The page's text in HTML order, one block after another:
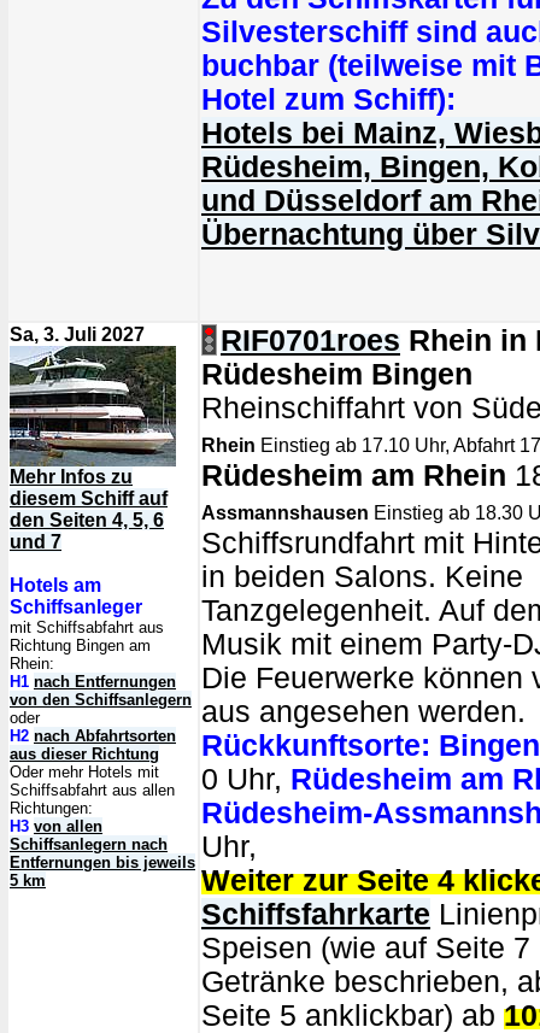
Silvesterschiff sind
buchbar (teilweise mit
Hotel zum Schiff):
Hotels bei Mainz,
Rüdesheim, Bingen,
und Düsseldorf am
Übernachtung über
Sa, 3. Juli 2027
Mehr Infos zu
diesem Schiff auf
den Seiten 4, 5, 6
und 7
Hotels am
Schiffsanleger
mit Schiffsabfahrt aus
Richtung Bingen am
Rhein:
H1 nach Entfernungen
von den Schiffsanlegern
oder
H2 nach Abfahrtsorten
aus dieser Richtung
Oder mehr Hotels mit
Schiffsabfahrt aus allen
Richtungen:
H3 von allen
Schiffsanlegern nach
Entfernungen bis jeweils
5 km
RIF0701roes Rhein in
Rüdesheim Bingen
Rheinschiffahrt von
Rhein Einstieg ab 17.10 Uhr, Abfahrt
Rüdesheim am Rhein
Assmannshausen Einstieg ab 18.30
Schiffsrundfahrt mit
in beiden Salons. Keine
Tanzgelegenheit. Auf
Musik mit einem Party-
Die Feuerwerke können
aus angesehen werden.
Rückkunftsorte:
0 Uhr, Rüdesheim am
Rüdesheim-
Uhr,
Weiter zur Seite 4
Schiffsfahrkarte
Speisen (wie auf Seite 7
Getränke beschrieben,
Seite 5 anklickbar) ab